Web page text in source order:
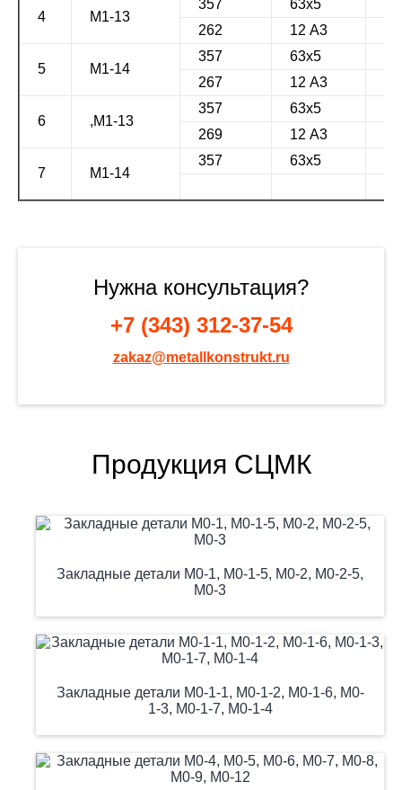
4 М1-13
357 63х5
262
12 А3
5 М1-14
357 63х5
267
12 А3
6 ,М1-13
357 63х5
269
12 А3
7 М1-14
357 63х5
Нужна консультация?
+7 (343) 312-37-54
zakaz@metallkonstrukt.ru
Продукция СЦМК
Закладные детали М0-1, М0-1-5, М0-2, М0-2-5,
М0-3
Закладные детали М0-1-1, М0-1-2, М0-1-6, М0-
1-3, М0-1-7, М0-1-4